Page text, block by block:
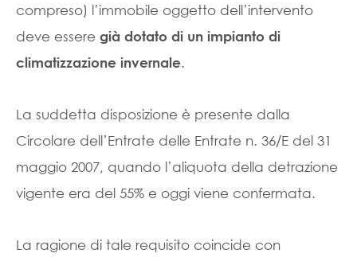
compreso) l’immobile oggetto dell’intervento
deve essere già dotato di un impianto di
climatizzazione invernale.
La suddetta disposizione è presente dalla
Circolare dell’Entrate delle Entrate n. 36/E del 31
maggio 2007, quando l’aliquota della detrazione
vigente era del 55% e oggi viene confermata.
La ragione di tale requisito coincide con